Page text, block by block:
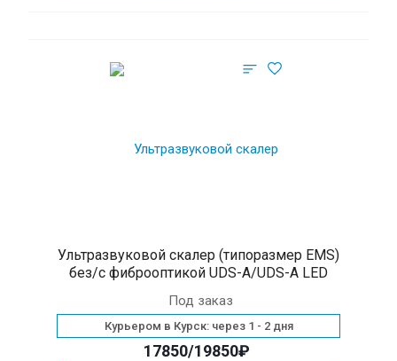
Ультразвуковой скалер (типоразмер EMS)
без/с фиброоптикой UDS-A/UDS-A LED
Под заказ
Курьером в Курск: через 1 - 2 дня
17850/19850₽